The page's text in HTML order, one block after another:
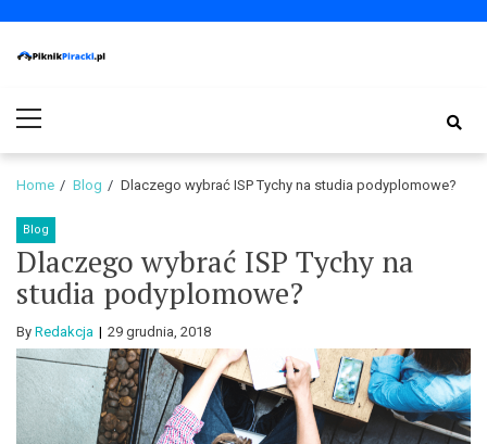
navigation
content
Menu
Home Blog Dlaczego wybrać ISP Tychy na studia podyplomowe?
Blog
Dlaczego wybrać ISP Tychy na
studia podyplomowe?
By Redakcja 29 grudnia, 2018